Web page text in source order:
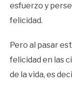
esfuerzo y
felicidad.
Pero al pasar
felicidad en las
de la vida, es